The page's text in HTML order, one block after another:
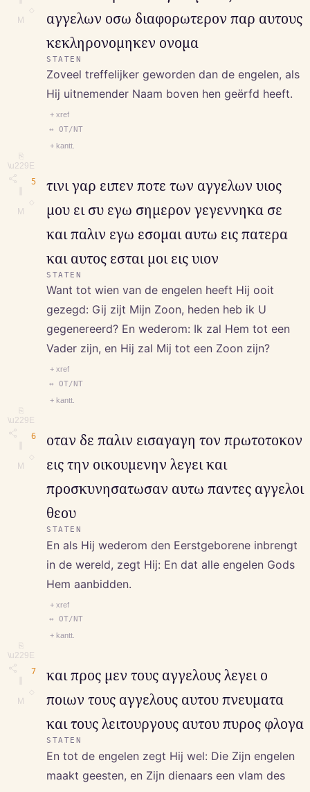
M
⎘
\u229E
M
αγγελων οσω διαφορωτερον παρ αυτους
κεκληρονομηκεν ονομα
STATEN
Zoveel treffelijker geworden dan de engelen, als
Hij uitnemender Naam boven hen geërfd heeft.
+ xref
↔ OT/NT
+ kantt.
5
⎘
\u229E
M
τινι γαρ ειπεν ποτε των αγγελων υιος
μου ει συ εγω σημερον γεγεννηκα σε
και παλιν εγω εσομαι αυτω εις πατερα
και αυτος εσται μοι εις υιον
STATEN
Want tot wien van de engelen heeft Hij ooit
gezegd: Gij zijt Mijn Zoon, heden heb ik U
gegenereerd? En wederom: Ik zal Hem tot een
Vader zijn, en Hij zal Mij tot een Zoon zijn?
+ xref
↔ OT/NT
+ kantt.
6
⎘
\u229E
M
οταν δε παλιν εισαγαγη τον πρωτοτοκον
εις την οικουμενην λεγει και
προσκυνησατωσαν αυτω παντες αγγελοι
θεου
STATEN
En als Hij wederom den Eerstgeborene inbrengt
in de wereld, zegt Hij: En dat alle engelen Gods
Hem aanbidden.
+ xref
↔ OT/NT
+ kantt.
7
και προς μεν τους αγγελους λεγει ο
ποιων τους αγγελους αυτου πνευματα
και τους λειτουργους αυτου πυρος φλογα
STATEN
En tot de engelen zegt Hij wel: Die Zijn engelen
maakt geesten, en Zijn dienaars een vlam des